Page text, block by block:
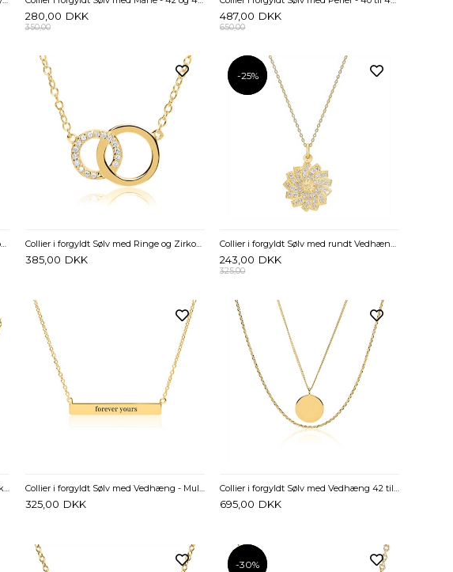
280,00 DKK
350,00
487,00 DKK
650,00
Collier i forgyldt Sølv med Ringe og Zirkonia - 35 til 40 cm Collier i forgyldt Sølv med Ringe og Zirkonia - 40 og 45 cm
385,00 DKK
-25%
-25%
Collier i forgyldt Sølv med rundt Vedhæng og Zirkonia - 40 og 45 cm
243,00 DKK
325,00
Collier i forgyldt Sølv med Stjerner og Zirkoniasten - 40 til 45 cm Collier i forgyldt Sølv med Vedhæng - Mulighed for gravering
325,00 DKK
Collier i forgyldt Sølv med Vedhæng 42 til 47 cm - Mulighed for gravering
695,00 DKK
-30%
-30%